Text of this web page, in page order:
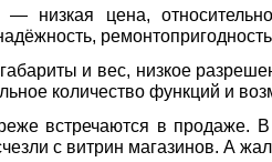
— низкая цена,
и вес, низкое
количество функций и
встречаются в продаже. В
с витрин магазинов. А